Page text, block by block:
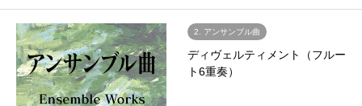
2. アンサンブル曲
ディヴェルティメント（フルー
ト6重奏）